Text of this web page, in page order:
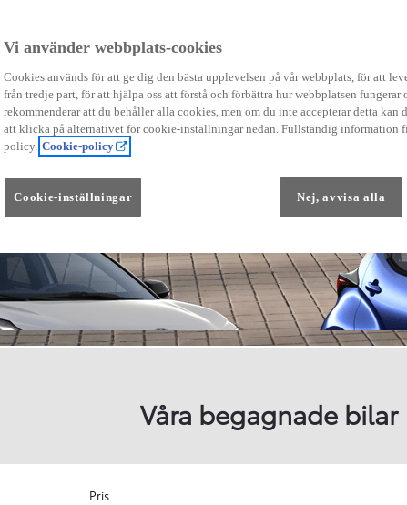
Från 569 900 kr
Från 3 958 kr/mån
HYBRID
Våra begagnade bilar
Pris
Vi använder webbplats-cookies
Cookies används för att ge dig den bästa upplevelsen på vår webbplats, för att
från tredje part, för att hjälpa oss att förstå och förbättra hur webbplatsen fungerar
rekommenderar att du behåller alla cookies, men om du inte accepterar detta kan
att klicka på alternativet för cookie-inställningar nedan. Fullständig information
policy. Cookie-policy
Cookie-inställningar Nej, avvisa alla